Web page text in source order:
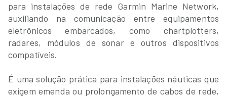
para instalações de rede Garmin Marine Network,
auxiliando na comunicação entre equipamentos
eletrônicos embarcados, como chartplotters,
radares, módulos de sonar e outros dispositivos
compatíveis.
É uma solução prática para instalações náuticas que
exigem emenda ou prolongamento de cabos de rede,